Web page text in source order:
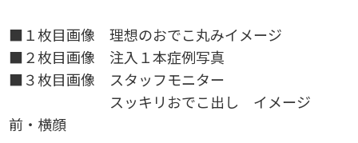
■１枚目画像 理想のおでこ丸みイメージ
■２枚目画像 注入１本症例写真
■３枚目画像 スタッフモニター
スッキリおでこ出し イメージ
前・横顔